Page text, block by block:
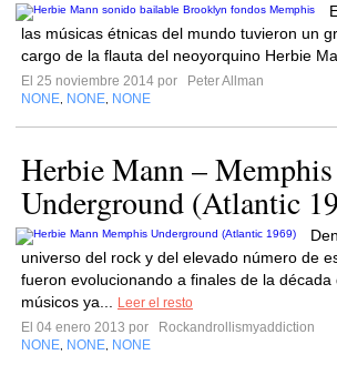
las músicas étnicas del mundo tuvieron un
cargo de la flauta del neoyorquino Herbie
El 25 noviembre 2014 por
Peter Allman
NONE NONE NONE
Herbie Mann – Memphis
Underground (Atlantic
universo del rock y del elevado número de
fueron evolucionando a finales de la década
músicos ya...
Leer el resto
El 04 enero 2013 por
Rockandrollismyaddiction
NONE NONE NONE